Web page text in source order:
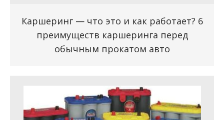
Каршеринг — что это и как работает? 6
преимуществ каршеринга перед
обычным прокатом авто